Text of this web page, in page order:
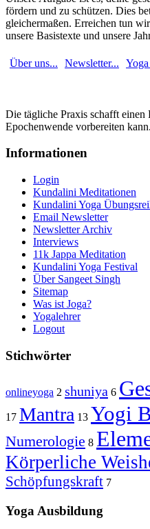
fördern und zu schützen. Dies
gleichermaßen. Erreichen tun
unsere Basistexte und unsere
Über uns... Newsletter...
Die tägliche Praxis schafft einen
Epochenwende vorbereiten kann.
Informationen
Login
Kundalini Meditationen
Kundalini Yoga
Email Newsletter
Newsletter Archiv
Interviews
11k Jappa Meditation
Kundalini Yoga Festival
Über Sangeet Singh
Sitemap
Was ist Joga?
Yogalehrer
Logout
Stichwörter
onlineyoga 2 shuniya 6
17 Mantra 13 Yogi
Numerologie 8
Körperliche
Schöpfungskraft 7
Yoga Ausbildung